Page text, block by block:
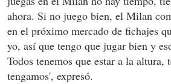
ahora. Si no juego bien, el Milan
en el próximo mercado de fichajes
yo, así que tengo que jugar bien y
Todos tenemos que estar a la altura,
tengamos', expresó.